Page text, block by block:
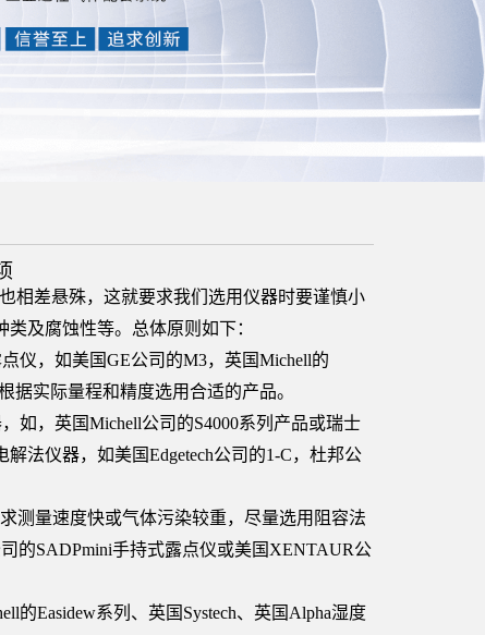
相差悬殊，这就要求我们选用仪器时要谨慎小
及腐蚀性等。总体原则如下：
仪，如美国GE公司的M3，英国Michell的
据实际量程和精度选用合适的产品。
如，英国Michell公司的S4000系列产品或瑞士
法仪器，如美国Edgetech公司的1-C，杜邦公
测量速度快或气体污染较重，尽量选用阻容法
的SADPmini手持式露点仪或美国XENTAUR公
Easidew系列、英国Systech、英国Alpha湿度